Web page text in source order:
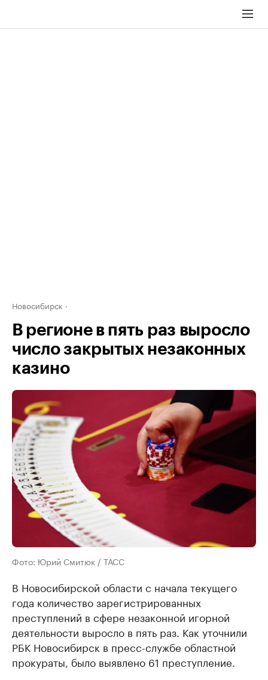
Новосибирск
В регионе в пять раз выросло
число закрытых незаконных
казино
Фото: Юрий Смитюк / ТАСС
В Новосибирской области с начала текущего
года количество зарегистрированных
преступлений в сфере незаконной игорной
деятельности выросло в пять раз. Как уточнили
РБК Новосибирск в пресс-службе областной
прокураты, было выявлено 61 преступление.